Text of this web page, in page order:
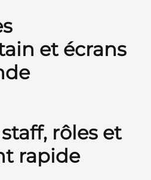
et écrans
rôles et
rapide